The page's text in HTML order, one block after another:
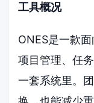
工具概况
ONES是一款
项目管理、任
一套系统里。